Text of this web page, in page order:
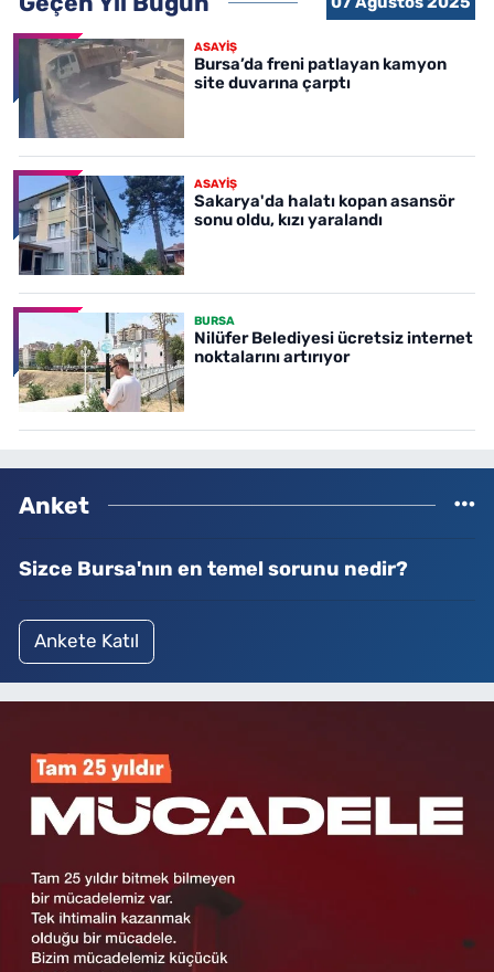
ASAYİŞ
Bursa’da freni patlayan kamyon
site duvarına çarptı
ASAYİŞ
Sakarya'da halatı kopan asansör
sonu oldu, kızı yaralandı
BURSA
Nilüfer Belediyesi ücretsiz internet
noktalarını artırıyor
Anket
Sizce Bursa'nın en temel sorunu nedir?
Ankete Katıl